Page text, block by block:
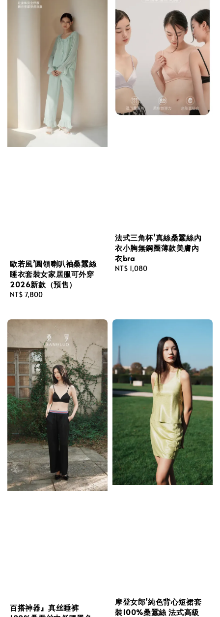
歐若風’圓領喇叭袖桑蠶絲
睡衣套裝女家居服可外穿
2026新款（預售）
Regular
NT$ 7,800
法式三角杯’真絲桑蠶絲內
衣小胸無鋼圈薄款美膚內
衣bra
Regular
NT$ 1,080
百搭神器』真丝睡裤
摩登女郎’純色背心短裙套
裝100%桑蠶絲 法式高級